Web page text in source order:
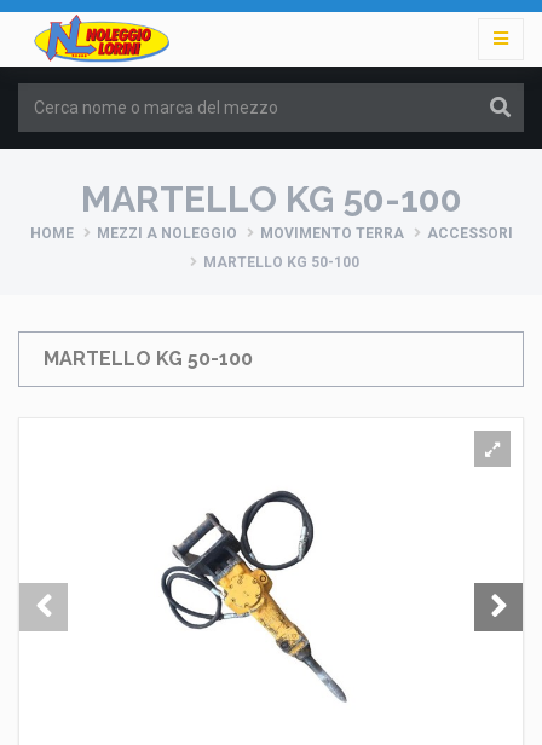
MARTELLO KG 50-100
HOME MEZZI A NOLEGGIO MOVIMENTO TERRA
ACCESSORI
MARTELLO KG 50-100
MARTELLO KG 50-100